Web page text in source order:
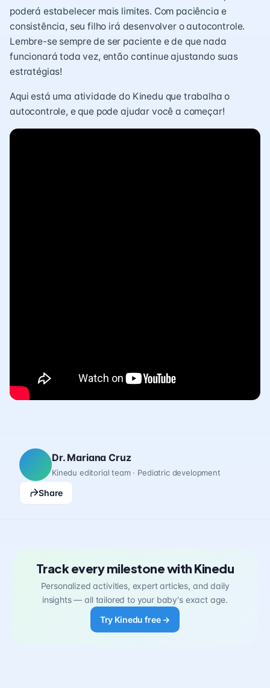
poderá estabelecer mais limites. Com paciência e
consistência, seu filho irá desenvolver o autocontrole.
Lembre-se sempre de ser paciente e de que nada
funcionará toda vez, então continue ajustando suas
estratégias!
Aqui está uma atividade do Kinedu que trabalha o
autocontrole, e que pode ajudar você a começar!
Dr. Mariana Cruz
Kinedu editorial team · Pediatric development
Share
Track every milestone with Kinedu
Personalized activities, expert articles, and daily
insights — all tailored to your baby's exact age.
Try Kinedu free →